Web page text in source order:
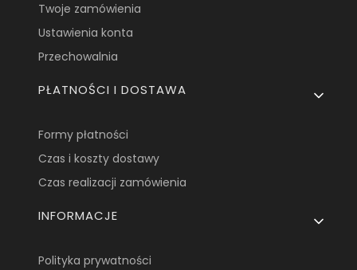
Twoje zamówienia
Ustawienia konta
Przechowalnia
PŁATNOŚCI I DOSTAWA
Formy płatności
Czas i koszty dostawy
Czas realizacji zamówienia
INFORMACJE
Polityka prywatności